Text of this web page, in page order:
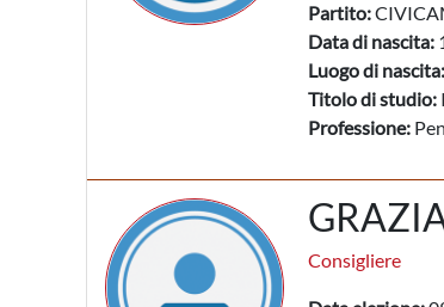
Partito:
Data di nascita:
Luogo di nascita:
Titolo di studio:
Professione:
Consigliere